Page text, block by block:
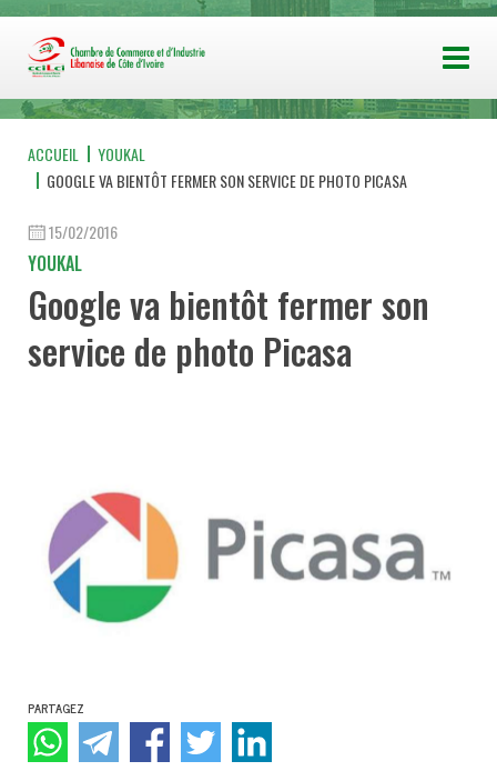
ACCUEIL
YOUKAL
GOOGLE VA BIENTÔT FERMER SON SERVICE DE PHOTO PICASA
15/02/2016
YOUKAL
Google va bientôt fermer son
service de photo Picasa
PARTAGEZ